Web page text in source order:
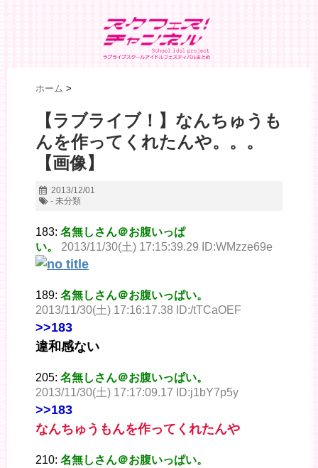
ホーム >
【ラブライブ！】なんちゅうも
んを作ってくれたんや。。。
【画像】
2013/12/01
- 未分類
183: 名無しさん＠お腹いっぱ
い。
2013/11/30(土) 17:15:39.29 ID:WMzze69e
189: 名無しさん＠お腹いっぱい。
2013/11/30(土) 17:16:17.38 ID:/tTCaOEF
>>183
違和感ない
205: 名無しさん＠お腹いっぱい。
2013/11/30(土) 17:17:09.17 ID:j1bY7p5y
>>183
なんちゅうもんを作ってくれたんや
210: 名無しさん＠お腹いっぱい。